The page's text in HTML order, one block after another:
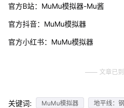
官方B站：MuMu模拟器-Mu酱
官方抖音：MuMu模拟器
官方小红书：MuMu模拟器
文章已
关键词: MuMu模拟器
地平线：